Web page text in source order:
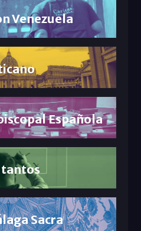
Venezuela
Española
tantos
Sacra